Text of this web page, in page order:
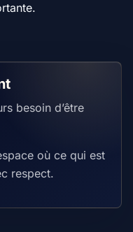
besoin d’être
où ce qui est
respect.